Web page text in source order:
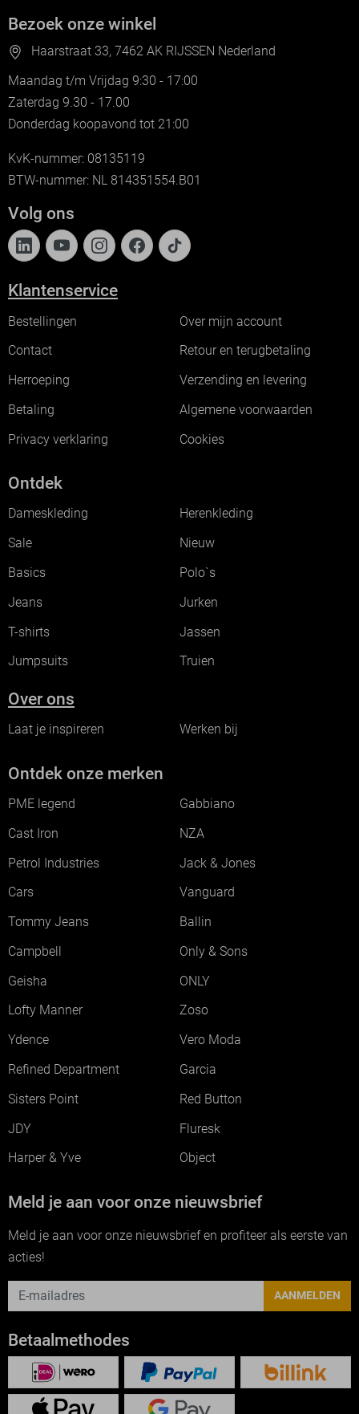
Bezoek onze winkel
Haarstraat 33, 7462 AK RIJSSEN Nederland
Maandag t/m Vrijdag 9:30 - 17:00
Zaterdag 9.30 - 17.00
Donderdag koopavond tot 21:00
KvK-nummer: 08135119
BTW-nummer: NL 814351554.B01
Volg ons
Klantenservice
Bestellingen
Over mijn account
Contact
Retour en terugbetaling
Herroeping
Verzending en levering
Betaling
Algemene voorwaarden
Privacy verklaring
Cookies
Ontdek
Dameskleding
Herenkleding
Sale
Nieuw
Basics
Polo`s
Jeans
Jurken
T-shirts
Jassen
Jumpsuits
Truien
Over ons
Laat je inspireren Werken bij
Ontdek onze merken
PME legend
Gabbiano
Cast Iron
NZA
Petrol Industries
Jack & Jones
Cars
Vanguard
Tommy Jeans
Ballin
Campbell
Only & Sons
Geisha
ONLY
Lofty Manner
Zoso
Ydence
Vero Moda
Refined Department
Garcia
Sisters Point
Red Button
JDY
Fluresk
Harper & Yve
Object
Meld je aan voor onze nieuwsbrief
Meld je aan voor onze nieuwsbrief en profiteer als eerste van
acties!
AANMELDEN
Betaalmethodes